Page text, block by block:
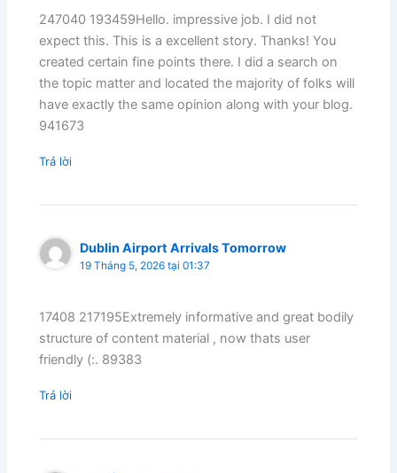
247040 193459Hello. impressive job. I did not
expect this. This is a excellent story. Thanks! You
created certain fine points there. I did a search on
the topic matter and located the majority of folks will
have exactly the same opinion along with your blog.
941673
Trả lời
Dublin Airport Arrivals Tomorrow
19 Tháng 5, 2026 tại 01:37
17408 217195Extremely informative and great bodily
structure of content material , now thats user
friendly (:. 89383
Trả lời